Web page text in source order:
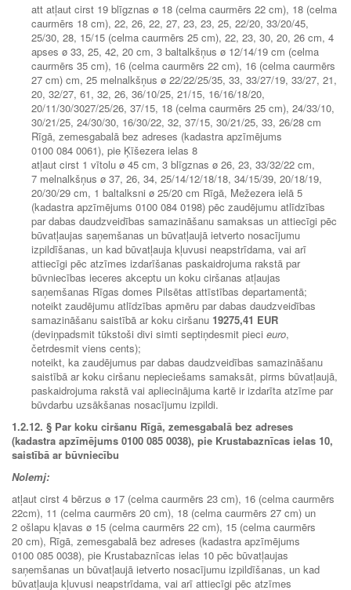
att atļaut cirst 19 blīgznas ø 18 (celma caurmērs 22 cm), 18 (celma
caurmērs 18 cm), 22, 26, 22, 27, 23, 23, 25, 22/20, 33/20/45,
25/30, 28, 15/15 (celma caurmērs 25 cm), 22, 23, 30, 20, 26 cm, 4
apses ø 33, 25, 42, 20 cm, 3 baltalkšņus ø 12/14/19 cm (celma
caurmērs 35 cm), 16 (celma caurmērs 22 cm), 16 (celma caurmērs
27 cm) cm, 25 melnalkšņus ø 22/22/25/35, 33, 33/27/19, 33/27, 21,
20, 32/27, 61, 32, 26, 36/10/25, 21/15, 16/16/18/20,
20/11/30/3027/25/26, 37/15, 18 (celma caurmērs 25 cm), 24/33/10,
30/21/25, 24/30/30, 16/30/22, 32, 37/15, 30/21/25, 33, 26/28 cm
Rīgā, zemesgabalā bez adreses (kadastra apzīmējums
0100 084 0061), pie Ķīšezera ielas 8
atļaut cirst 1 vītolu ø 45 cm, 3 blīgznas ø 26, 23, 33/32/22 cm,
7 melnalkšņus ø 37, 26, 34, 25/14/12/18/18, 34/15/39, 20/18/19,
20/30/29 cm, 1 baltalksni ø 25/20 cm Rīgā, Mežezera ielā 5
(kadastra apzīmējums 0100 084 0198) pēc zaudējumu atlīdzības
par dabas daudzveidības samazināšanu samaksas un attiecīgi pēc
būvatļaujas saņemšanas un būvatļaujā ietverto nosacījumu
izpildīšanas, un kad būvatļauja kļuvusi neapstrīdama, vai arī
attiecīgi pēc atzīmes izdarīšanas paskaidrojuma rakstā par
būvniecības ieceres akceptu un koku ciršanas atļaujas
saņemšanas Rīgas domes Pilsētas attīstības departamentā;
noteikt zaudējumu atlīdzības apmēru par dabas daudzveidības
samazināšanu saistībā ar koku ciršanu 19275,41 EUR
(deviņpadsmit tūkstoši divi simti septiņdesmit pieci euro,
četrdesmit viens cents);
noteikt, ka zaudējumus par dabas daudzveidības samazināšanu
saistībā ar koku ciršanu nepieciešams samaksāt, pirms būvatļaujā,
paskaidrojuma rakstā vai apliecinājuma kartē ir izdarīta atzīme par
būvdarbu uzsākšanas nosacījumu izpildi.
1.2.12. § Par koku ciršanu Rīgā, zemesgabalā bez adreses
(kadastra apzīmējums 0100 085 0038), pie Krustabaznīcas ielas 10,
saistībā ar būvniecību
Nolemj:
atļaut cirst 4 bērzus ø 17 (celma caurmērs 23 cm), 16 (celma caurmērs
22cm), 11 (celma caurmērs 20 cm), 18 (celma caurmērs 27 cm) un
2 ošlapu kļavas ø 15 (celma caurmērs 22 cm), 15 (celma caurmērs
20 cm), Rīgā, zemesgabalā bez adreses (kadastra apzīmējums
0100 085 0038), pie Krustabaznīcas ielas 10 pēc būvatļaujas
saņemšanas un būvatļaujā ietverto nosacījumu izpildīšanas, un kad
būvatļauja kļuvusi neapstrīdama, vai arī attiecīgi pēc atzīmes